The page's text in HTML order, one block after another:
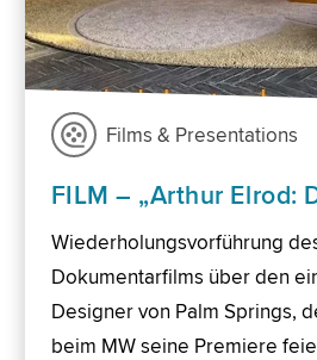
Films & Presentations
FILM – „Arthur Elrod:
Wiederholungsvorführung
Dokumentarfilms über den
Designer von Palm Springs,
beim MW seine Premiere